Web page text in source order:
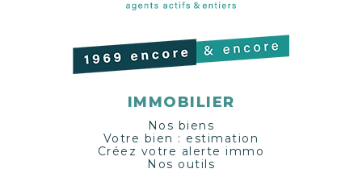
IMMOBILIER
Nos biens
Votre bien : estimation
Créez votre alerte immo
Nos outils